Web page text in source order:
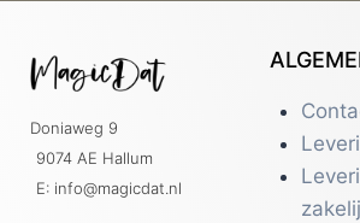
Doniaweg 9
9074 AE Hallum
E: info@magicdat.nl